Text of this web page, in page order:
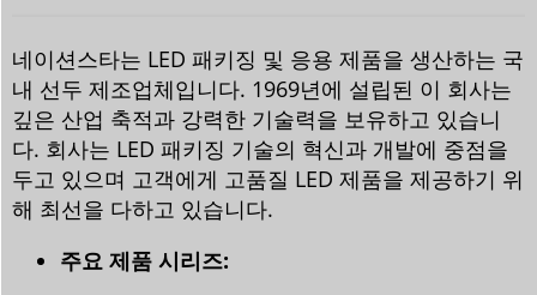
네이션스타는 LED 패키징 및 응용 제품을 생산하는 국
내 선두 제조업체입니다. 1969년에 설립된 이 회사는
깊은 산업 축적과 강력한 기술력을 보유하고 있습니
다. 회사는 LED 패키징 기술의 혁신과 개발에 중점을
두고 있으며 고객에게 고품질 LED 제품을 제공하기 위
해 최선을 다하고 있습니다.
주요 제품 시리즈: